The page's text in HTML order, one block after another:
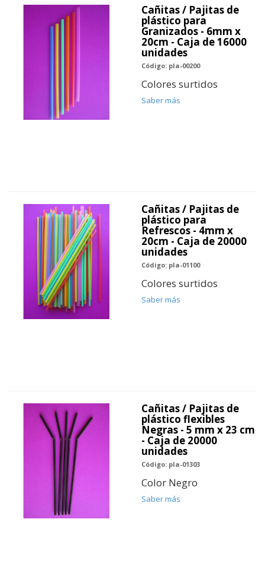
Cañitas / Pajitas de
plástico para
Granizados - 6mm x
20cm - Caja de 16000
unidades
Código: pla-00200
Colores surtidos
Saber más
Cañitas / Pajitas de
plástico para
Refrescos - 4mm x
20cm - Caja de 20000
unidades
Código: pla-01100
Colores surtidos
Saber más
Cañitas / Pajitas de
plástico flexibles
Negras - 5 mm x 23 cm
- Caja de 20000
unidades
Código: pla-01303
Color Negro
Saber más